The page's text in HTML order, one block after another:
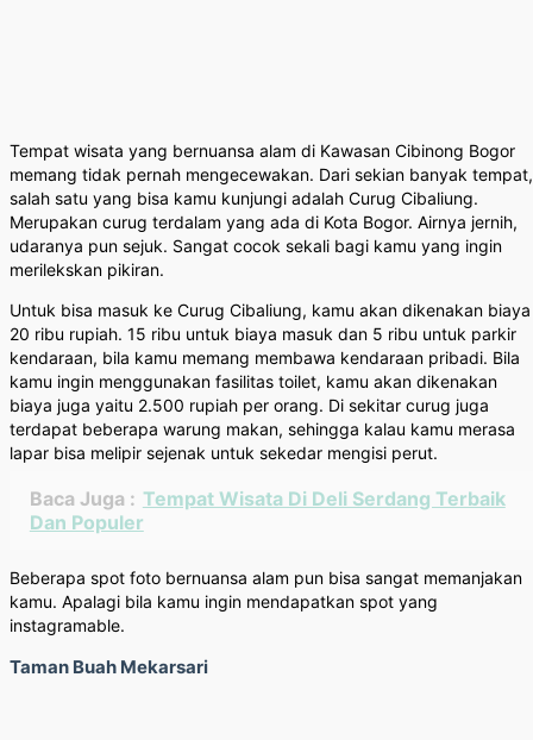
Tempat wisata yang bernuansa alam di Kawasan Cibinong Bogor
memang tidak pernah mengecewakan. Dari sekian banyak tempat,
salah satu yang bisa kamu kunjungi adalah Curug Cibaliung.
Merupakan curug terdalam yang ada di Kota Bogor. Airnya jernih,
udaranya pun sejuk. Sangat cocok sekali bagi kamu yang ingin
merilekskan pikiran.
Untuk bisa masuk ke Curug Cibaliung, kamu akan dikenakan biaya
20 ribu rupiah. 15 ribu untuk biaya masuk dan 5 ribu untuk parkir
kendaraan, bila kamu memang membawa kendaraan pribadi. Bila
kamu ingin menggunakan fasilitas toilet, kamu akan dikenakan
biaya juga yaitu 2.500 rupiah per orang. Di sekitar curug juga
terdapat beberapa warung makan, sehingga kalau kamu merasa
lapar bisa melipir sejenak untuk sekedar mengisi perut.
Baca Juga : Tempat Wisata Di Deli Serdang Terbaik
Dan Populer
Beberapa spot foto bernuansa alam pun bisa sangat memanjakan
kamu. Apalagi bila kamu ingin mendapatkan spot yang
instagramable.
Taman Buah Mekarsari